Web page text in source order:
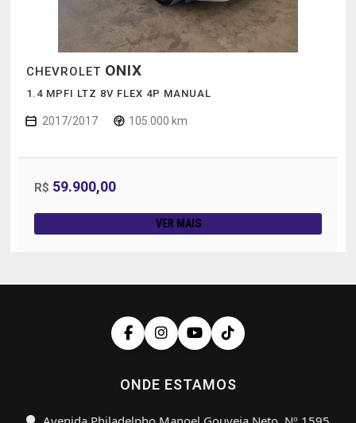
CHEVROLET ONIX
1.4 MPFI LTZ 8V FLEX 4P MANUAL
2017/2017 105.000 km
R$ 59.900,00
VER MAIS
ONDE ESTAMOS